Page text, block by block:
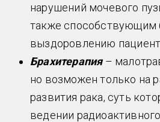
нарушений мочевого
также способствующим
выздоровлению
Брахитерапия–
но возможен только на
развития рака, суть
ведении